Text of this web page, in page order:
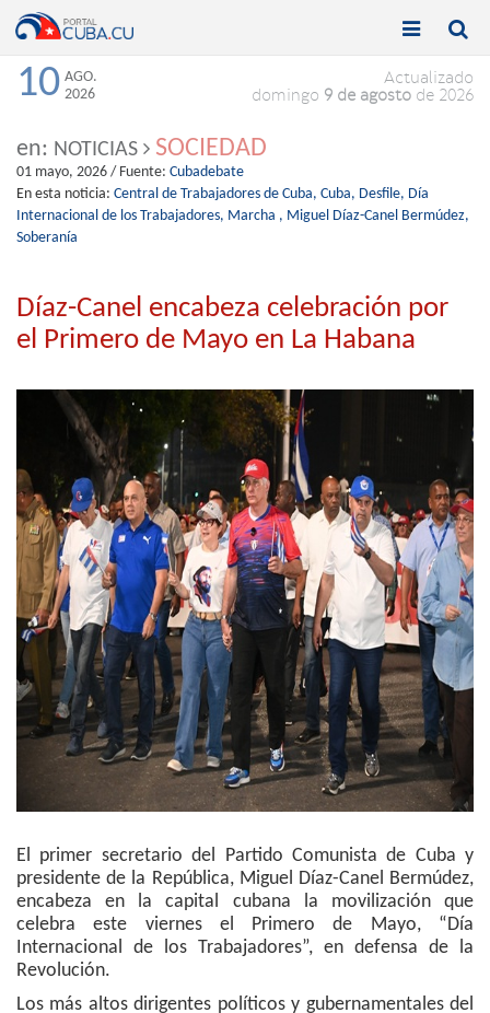
Toggle

Toggle

10 AGO.
2026
Actualizado
domingo 9 de agosto de 2026
en: NOTICIAS SOCIEDAD
01 mayo, 2026 / Fuente: Cubadebate
En esta noticia: Central de Trabajadores de Cuba, Cuba, Desfile, Día
Internacional de los Trabajadores, Marcha , Miguel Díaz-Canel Bermúdez,
Soberanía
Díaz-Canel encabeza celebración por
el Primero de Mayo en La Habana
El primer secretario del Partido Comunista de Cuba y
presidente de la República, Miguel Díaz-Canel Bermúdez,
encabeza en la capital cubana la movilización que
celebra este viernes el Primero de Mayo, “Día
Internacional de los Trabajadores”, en defensa de la
Revolución.
Los más altos dirigentes políticos y gubernamentales del